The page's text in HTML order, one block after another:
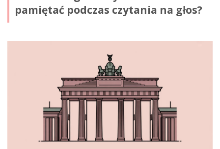
pamiętać podczas czytania na głos?